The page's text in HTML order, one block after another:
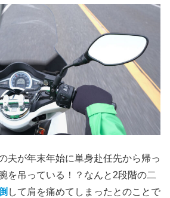
夫が年末年始に単身赴任先から帰っ
を吊っている！？なんと2段階の二
して肩を痛めてしまったとのことで